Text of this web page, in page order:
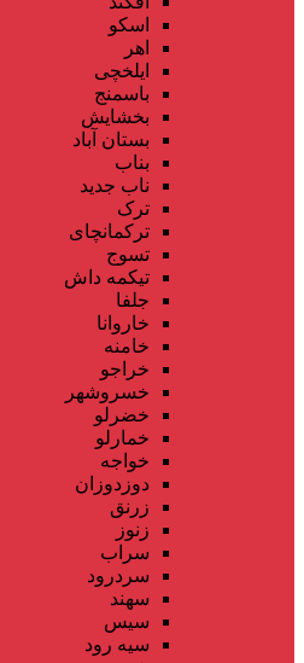
اسکو
اهر
ایلخچی
باسمنج
بخشایش
بستان آباد
بناب
ناب جدید
ترک
ترکمانچای
تسوج
تیکمه داش
جلفا
خاروانا
خامنه
خراجو
خسروشهر
خضرلو
خمارلو
خواجه
دوزدوزان
زرنق
زنوز
سراب
سردرود
سهند
سیس
سیه رود